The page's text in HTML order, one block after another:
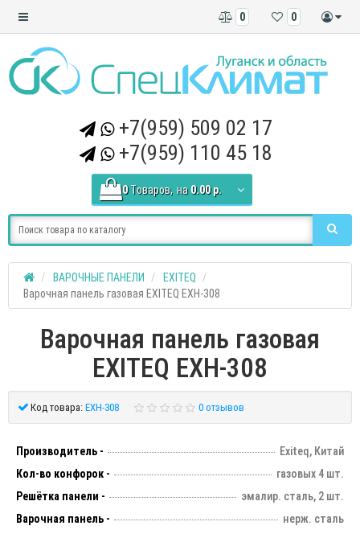
0
0
+7(959) 509 02 17
+7(959) 110 45 18
0 Tоваров, на 0.00 р.
ВАРОЧНЫЕ ПАНЕЛИ
EXITEQ
Варочная панель газовая EXITEQ EXH-308
Варочная панель газовая
EXITEQ EXH-308
Код товара: EXH-308 0 отзывов
Производитель -
Exiteq, Китай
Кол-во конфорок -
газовых 4 шт.
Решётка панели -
эмалир. сталь, 2 шт.
Варочная панель -
нерж. сталь